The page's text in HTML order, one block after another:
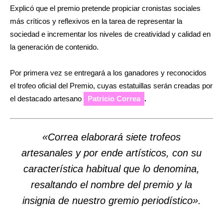
Explicó que el premio pretende propiciar cronistas sociales
más críticos y reflexivos en la tarea de representar la
sociedad e incrementar los niveles de creatividad y calidad en
la generación de contenido.
Por primera vez se entregará a los ganadores y reconocidos
el trofeo oficial del Premio, cuyas estatuillas serán creadas por
el destacado artesano
Patricio Correa .
«Correa elaborará siete trofeos
artesanales y por ende artísticos, con su
característica habitual que lo denomina,
resaltando el nombre del premio y la
insignia de nuestro gremio periodístico».